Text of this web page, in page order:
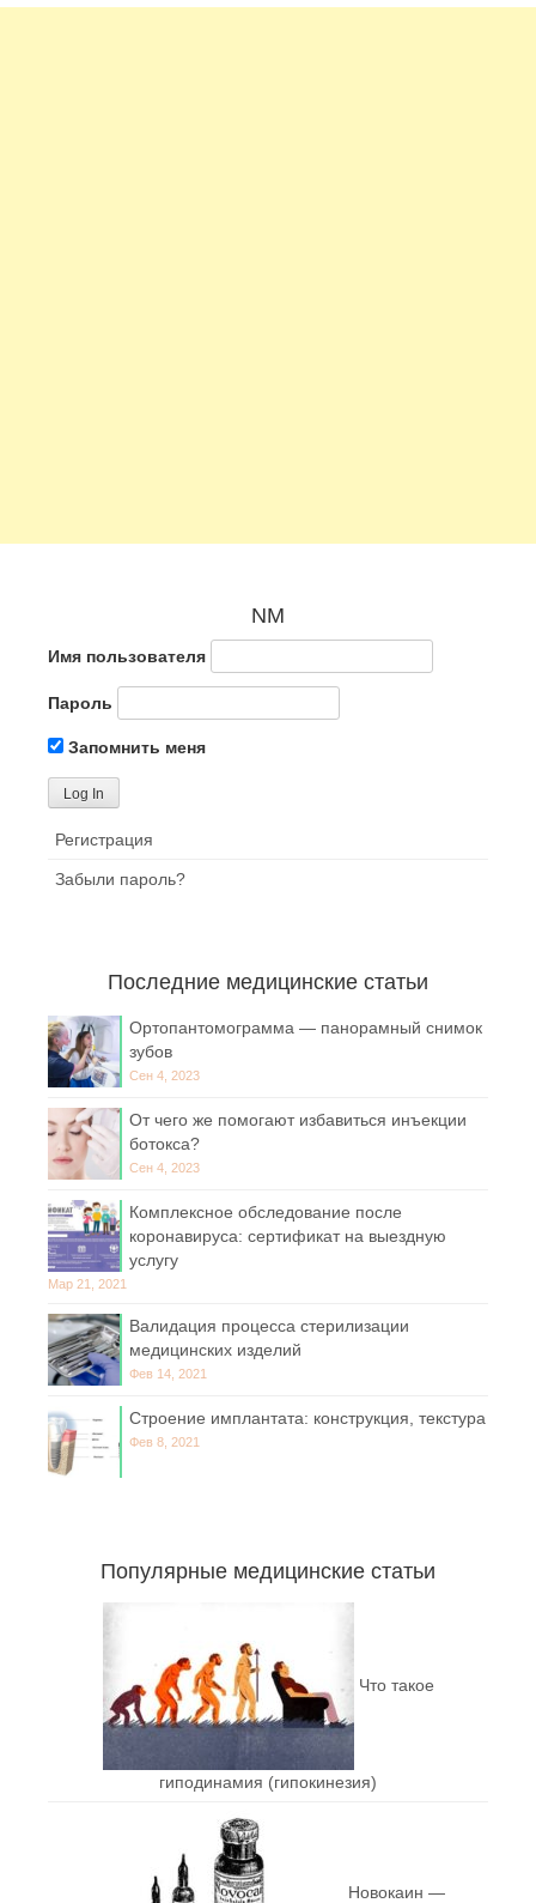
NM
Имя пользователя
Пароль
Запомнить меня
Регистрация
Забыли пароль?
Последние медицинские статьи
Ортопантомограмма — панорамный снимок
зубов
Сен 4, 2023
От чего же помогают избавиться инъекции
ботокса?
Сен 4, 2023
Комплексное обследование после
коронавируса: сертификат на выездную
услугу
Мар 21, 2021
Валидация процесса стерилизации
медицинских изделий
Фев 14, 2021
Строение имплантата: конструкция, текстура
Фев 8, 2021
Популярные медицинские статьи
Что такое
гиподинамия (гипокинезия)
Новокаин —